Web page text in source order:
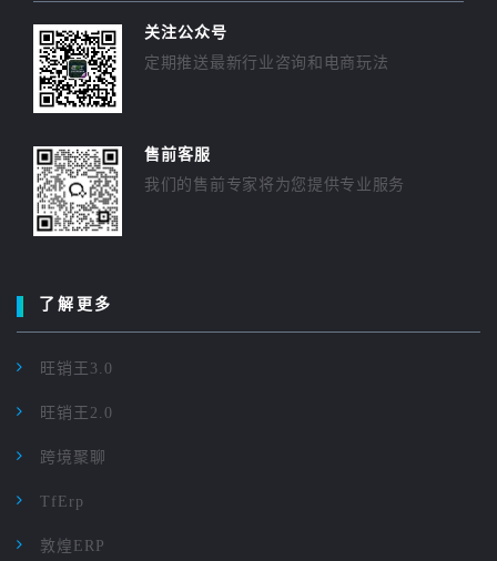
关注公众号
定期推送最新行业咨询和电商玩法
售前客服
我们的售前专家将为您提供专业服务
了解更多
旺销王3.0
旺销王2.0
跨境聚聊
TfErp
敦煌ERP